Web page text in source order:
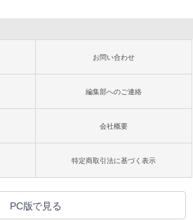
お問い合わせ
編集部へのご連絡
会社概要
特定商取引法に基づく表示
PC版で見る